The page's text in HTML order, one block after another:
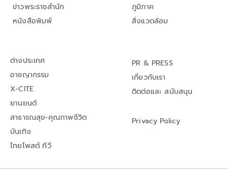
ข่าวพระราชสำนัก
หนังสือพิมพ์
ภูมิภาค
สิ่งแวดล้อม
ต่างประเทศ
อาชญากรรม
X-CITE
ยานยนต์
สาธารณสุข-คุณภาพชีวิต
บันเทิง
ไทยโพสต์ ทีวี
PR & PRESS
เกี่ยวกับเรา
ติดต่อและ สนับสนุน
Privacy Policy